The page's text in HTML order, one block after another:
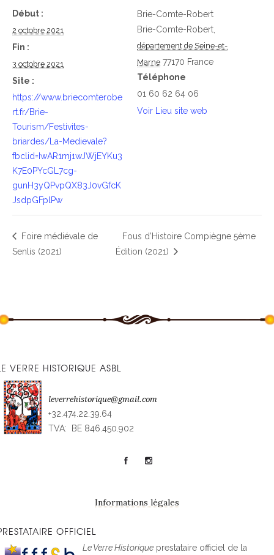
Début :
2 octobre 2021
Fin :
3 octobre 2021
Site :
https://www.briecomterobe
rt.fr/Brie-
Tourism/Festivites-
briardes/La-Medievale?
fbclid=IwAR1mj1wJWjEYKu3
K7E0PYcGL7cg-
gunH3yQPvpQX83J0vGfcK
JsdpGFplPw
Brie-Comte-Robert
Brie-Comte-Robert,
département de Seine-et-
Marne 77170 France
Téléphone
01 60 62 64 06
Voir Lieu site web
Foire médiévale de
Senlis (2021)
Fous d’Histoire Compiègne 5ème
Édition (2021)
VERRE HISTORIQUE ASBL
leverrehistorique@gmail.com
+32.474.22.39.64
TVA: BE 846.450.902
Informations légales
OFFICIEL
Le Verre Historique prestataire officiel de la